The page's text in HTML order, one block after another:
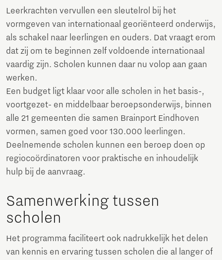
Leerkrachten vervullen een sleutelrol bij het
vormgeven van internationaal georiënteerd onderwijs,
als schakel naar leerlingen en ouders. Dat vraagt erom
dat zij om te beginnen zelf voldoende internationaal
vaardig zijn. Scholen kunnen daar nu volop aan gaan
werken.
Een budget ligt klaar voor alle scholen in het basis-,
voortgezet- en middelbaar beroepsonderwijs, binnen
alle 21 gemeenten die samen Brainport Eindhoven
vormen, samen goed voor 130.000 leerlingen.
Deelnemende scholen kunnen een beroep doen op
regiocoördinatoren voor praktische en inhoudelijk
hulp bij de aanvraag.
Samenwerking tussen
scholen
Het programma faciliteert ook nadrukkelijk het delen
van kennis en ervaring tussen scholen die al langer of